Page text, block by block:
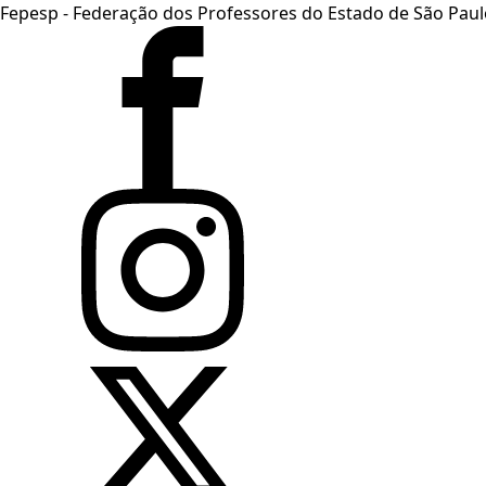
Fepesp - Federação dos Professores do Estado de São